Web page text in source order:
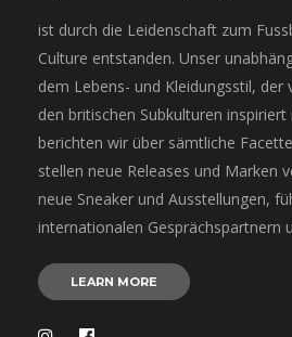
ist durch die Leidenschaft zum
Culture entstanden. Unser
dem Lebens- und Kleidungsstil, der
den britischen Subkulturen inspiriert
berichten wir über sämtliche
stellen neue Releases und Marken
neue Sneaker und Ausstellungen,
internationalen Gesprächspartnern
LEARN MORE